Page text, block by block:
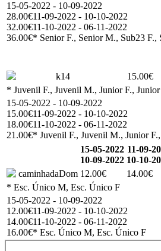
15-05-2022 - 10-09-2022
28.00€11-09-2022 - 10-10-2022
32.00€11-10-2022 - 06-11-2022
36.00€* Senior F., Senior M., Sub23
k14
15.00€
* Juvenil F., Juvenil M., Junior F.,
15-05-2022 - 10-09-2022
15.00€11-09-2022 - 10-10-2022
18.00€11-10-2022 - 06-11-2022
21.00€* Juvenil F., Juvenil M., Junior
15-05-2022
10-09-2022
11-09-
10-10-
caminhadaDom 12.00€ 14.00€
* Esc. Único M, Esc. Único F
15-05-2022 - 10-09-2022
12.00€11-09-2022 - 10-10-2022
14.00€11-10-2022 - 06-11-2022
16.00€* Esc. Único M, Esc. Único F